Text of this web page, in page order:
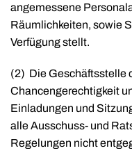
angemessene
Räumlichkeiten, sowie
Verfügung stellt.
(2) Die Geschäftsstelle
Chancengerechtigkeit
Einladungen und
alle Ausschuss- und
Regelungen nicht